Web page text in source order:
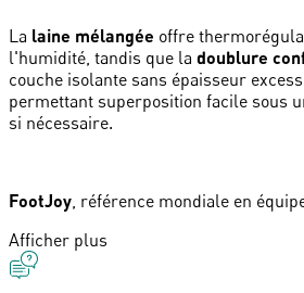
La laine mélangée offre
l'humidité, tandis que la doublure
couche isolante sans épaisseur
permettant superposition facile sous
si nécessaire.
FootJoy, référence mondiale en
Afficher plus